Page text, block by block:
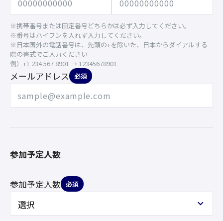
※携帯番号または固定番号どちらかは必ず入力してください。
※番号はハイフンを入れず入力してください。
※日本国外の電話番号は、先頭の+を除いた、日本からダイアルする
際の書式でご入力ください
例）+1 234 567 8901 → 12345678901
メールアドレス 必須
参加予定人数
参加予定人数 必須